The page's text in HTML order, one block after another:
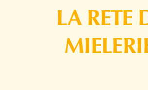
LA RETE